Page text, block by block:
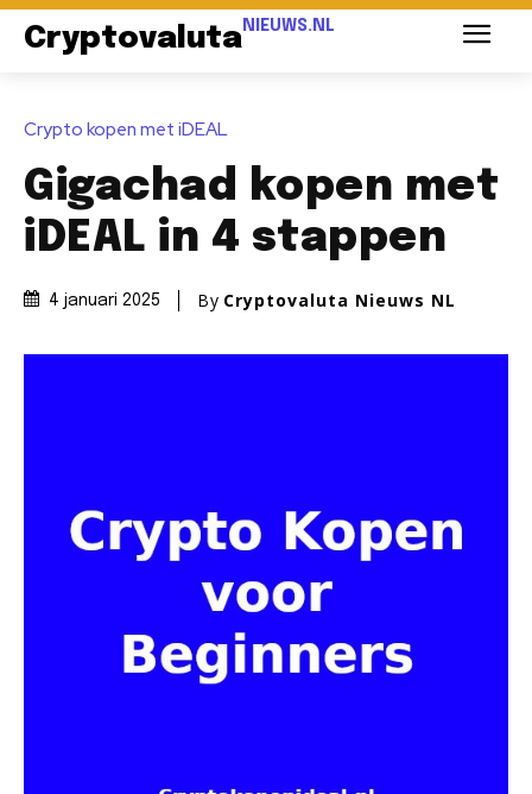
Cryptovaluta NIEUWS.NL
Crypto kopen met iDEAL
Gigachad kopen met
iDEAL in 4 stappen
4 januari 2025 By Cryptovaluta Nieuws NL